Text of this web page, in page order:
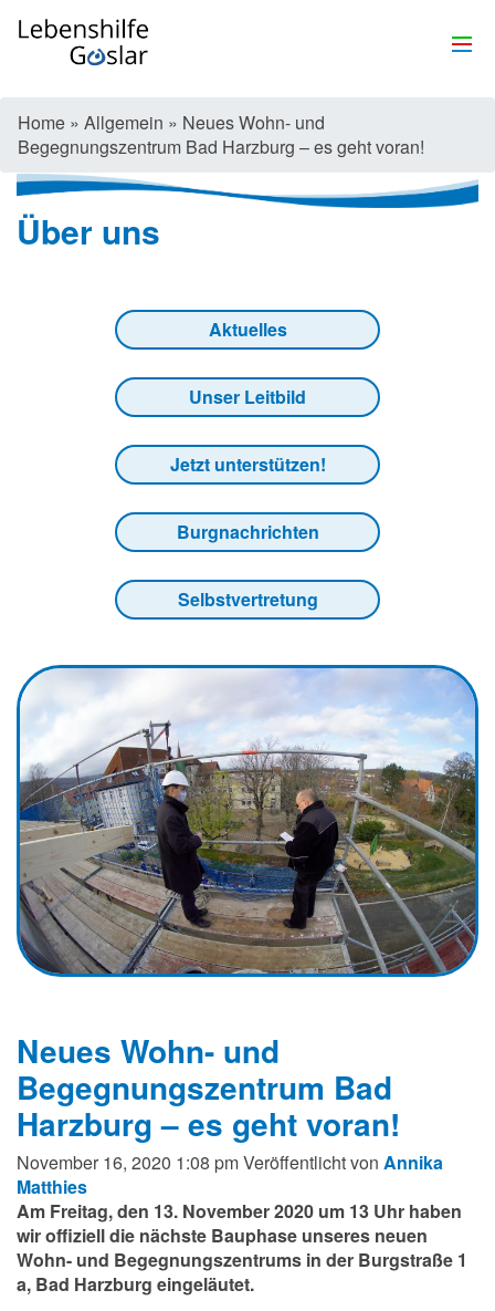
Home » Allgemein » Neues Wohn- und
Begegnungszentrum Bad Harzburg – es geht voran!
Über uns
Aktuelles
Unser Leitbild
Jetzt unterstützen!
Burgnachrichten
Selbstvertretung
Neues Wohn- und
Begegnungszentrum Bad
Harzburg – es geht voran!
November 16, 2020 1:08 pmVeröffentlicht von Annika
Matthies
Am Freitag, den 13. November 2020 um 13 Uhr haben
wir offiziell die nächste Bauphase unseres neuen
Wohn- und Begegnungszentrums in der Burgstraße 1
a, Bad Harzburg eingeläutet.